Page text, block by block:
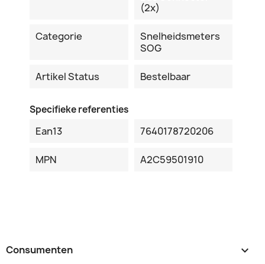
(2x)
Categorie
Snelheidsmeters
SOG
Artikel Status Bestelbaar
Specifieke referenties
Ean13 7640178720206
MPN A2C59501910
Consumenten 